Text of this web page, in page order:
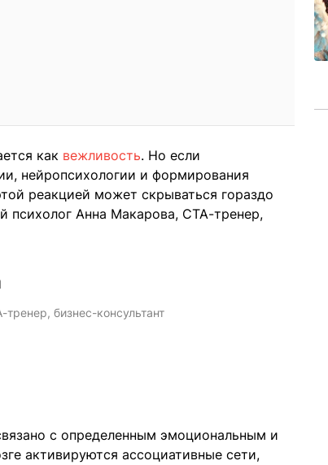
как вежливость. Но если
нейропсихологии и формирования
реакцией может скрываться гораздо
психолог Анна Макарова, СТА-тренер,
бизнес-консультант
с определенным эмоциональным и
активируются ассоциативные сети,